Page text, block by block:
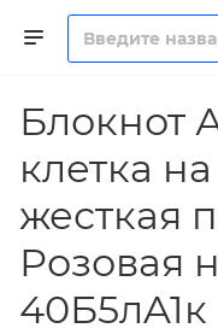
Блокнот
клетка
жесткая
Розовая
40Б5лA1к